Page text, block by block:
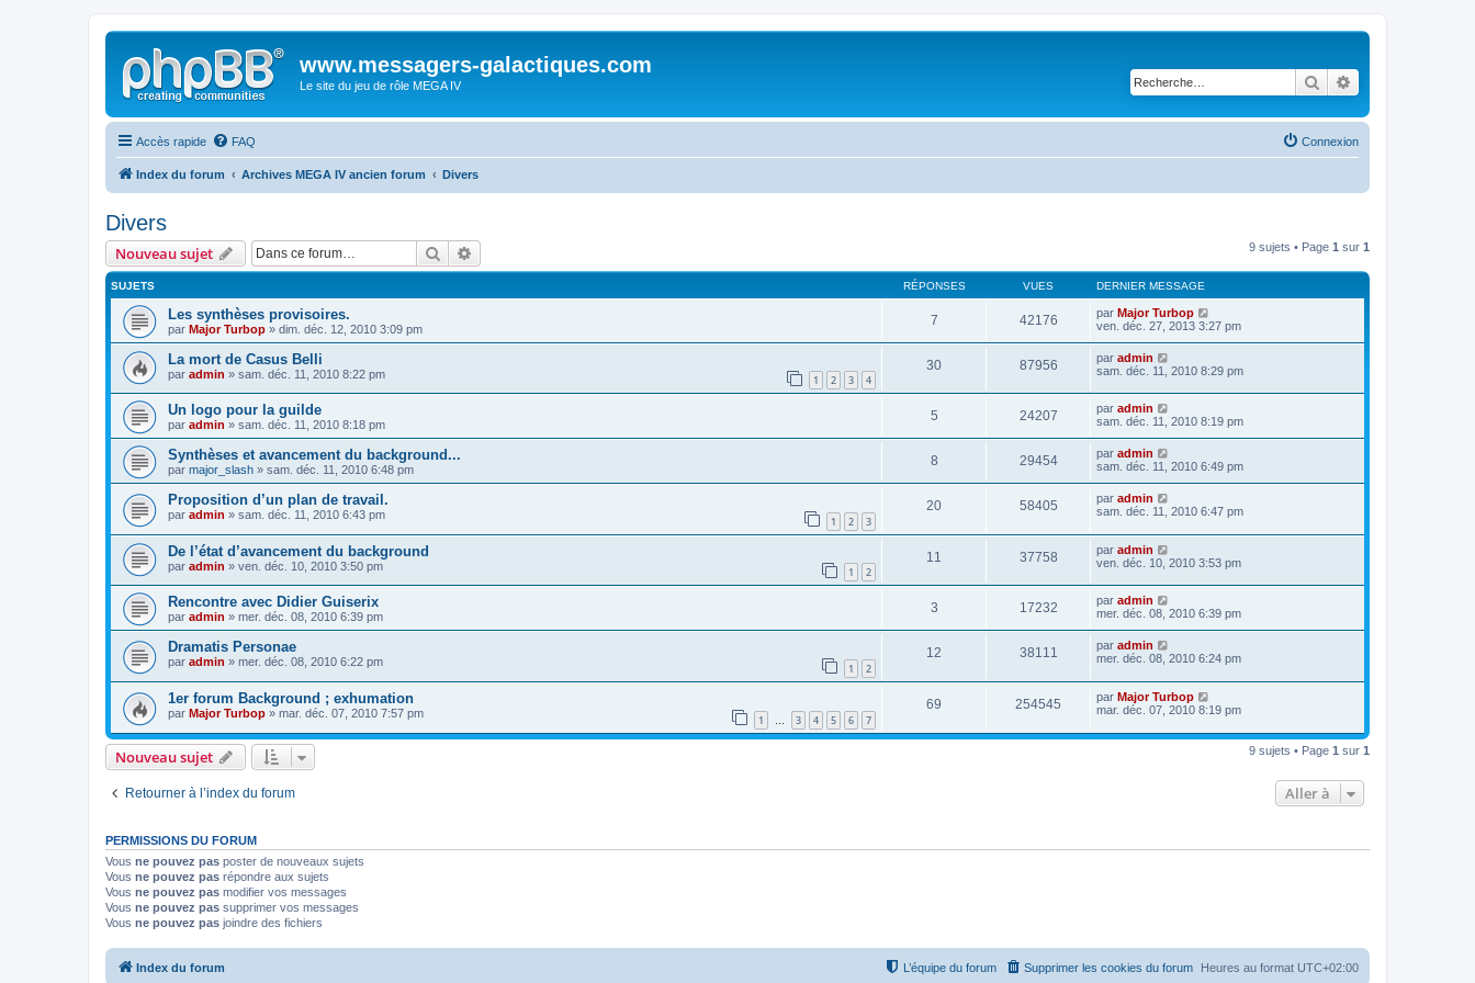
www.messagers-galactiques.com
Le site du jeu de rôle MEGA IV Rechercher
Accès rapide FAQ Connexion
Index du forum Archives MEGA IV ancien forum Divers
Divers
Nouveau sujet Rechercher 9 sujets • Page 1 sur 1
SUJETS RÉPONSES VUES DERNIER MESSAGE
Les synthèses provisoires.
par Major Turbop » dim. déc. 12, 2010 3:09 pm
7 42176 par Major Turbop
ven. déc. 27, 2013 3:27 pm
La mort de Casus Belli
par admin » sam. déc. 11, 2010 8:22 pm 1 2 3 4
30 87956 par admin
sam. déc. 11, 2010 8:29 pm
Un logo pour la guilde
par admin » sam. déc. 11, 2010 8:18 pm
5 24207 par admin
sam. déc. 11, 2010 8:19 pm
Synthèses et avancement du background...
par major_slash » sam. déc. 11, 2010 6:48 pm
8 29454 par admin
sam. déc. 11, 2010 6:49 pm
Proposition d’un plan de travail.
par admin » sam. déc. 11, 2010 6:43 pm 1 2 3
20 58405 par admin
sam. déc. 11, 2010 6:47 pm
De l’état d’avancement du background
par admin » ven. déc. 10, 2010 3:50 pm 1 2
11 37758 par admin
ven. déc. 10, 2010 3:53 pm
Rencontre avec Didier Guiserix
par admin » mer. déc. 08, 2010 6:39 pm
3 17232 par admin
mer. déc. 08, 2010 6:39 pm
Dramatis Personae
par admin » mer. déc. 08, 2010 6:22 pm 1 2
12 38111 par admin
mer. déc. 08, 2010 6:24 pm
1er forum Background ; exhumation
par Major Turbop » mar. déc. 07, 2010 7:57 pm 1 … 3 4 5 6 7
69 254545 par Major Turbop
mar. déc. 07, 2010 8:19 pm
Nouveau sujet 9 sujets • Page 1 sur 1
Retourner à l’index du forum Aller à
PERMISSIONS DU FORUM
Vous ne pouvez pas poster de nouveaux sujets
Vous ne pouvez pas répondre aux sujets
Vous ne pouvez pas modifier vos messages
Vous ne pouvez pas supprimer vos messages
Vous ne pouvez pas joindre des fichiers
Index du forum Heures au format UTC+02:00
Supprimer les cookies du forum
L’équipe du forum